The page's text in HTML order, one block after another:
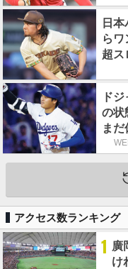
日
らワ
超ス
ド
の状
まだ
アクセス数ランキング
1 廣
け